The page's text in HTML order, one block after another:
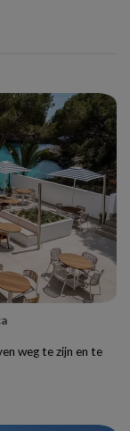
weg te zijn en te